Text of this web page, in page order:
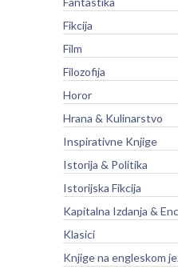
Fikcija
Film
Filozofija
Horor
Hrana & Kulinarstvo
Inspirativne Knjige
Istorija & Politika
Istorijska Fikcija
Kapitalna Izdanja &
Klasici
Knjige na engleskom